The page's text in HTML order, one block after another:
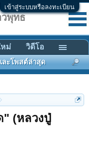
เข้าสู่ระบบหรือลงทะเบียน
(หลวงปู่
พุทธ
ละโพสต์ล่าสุด
หม่ วิดีโอ